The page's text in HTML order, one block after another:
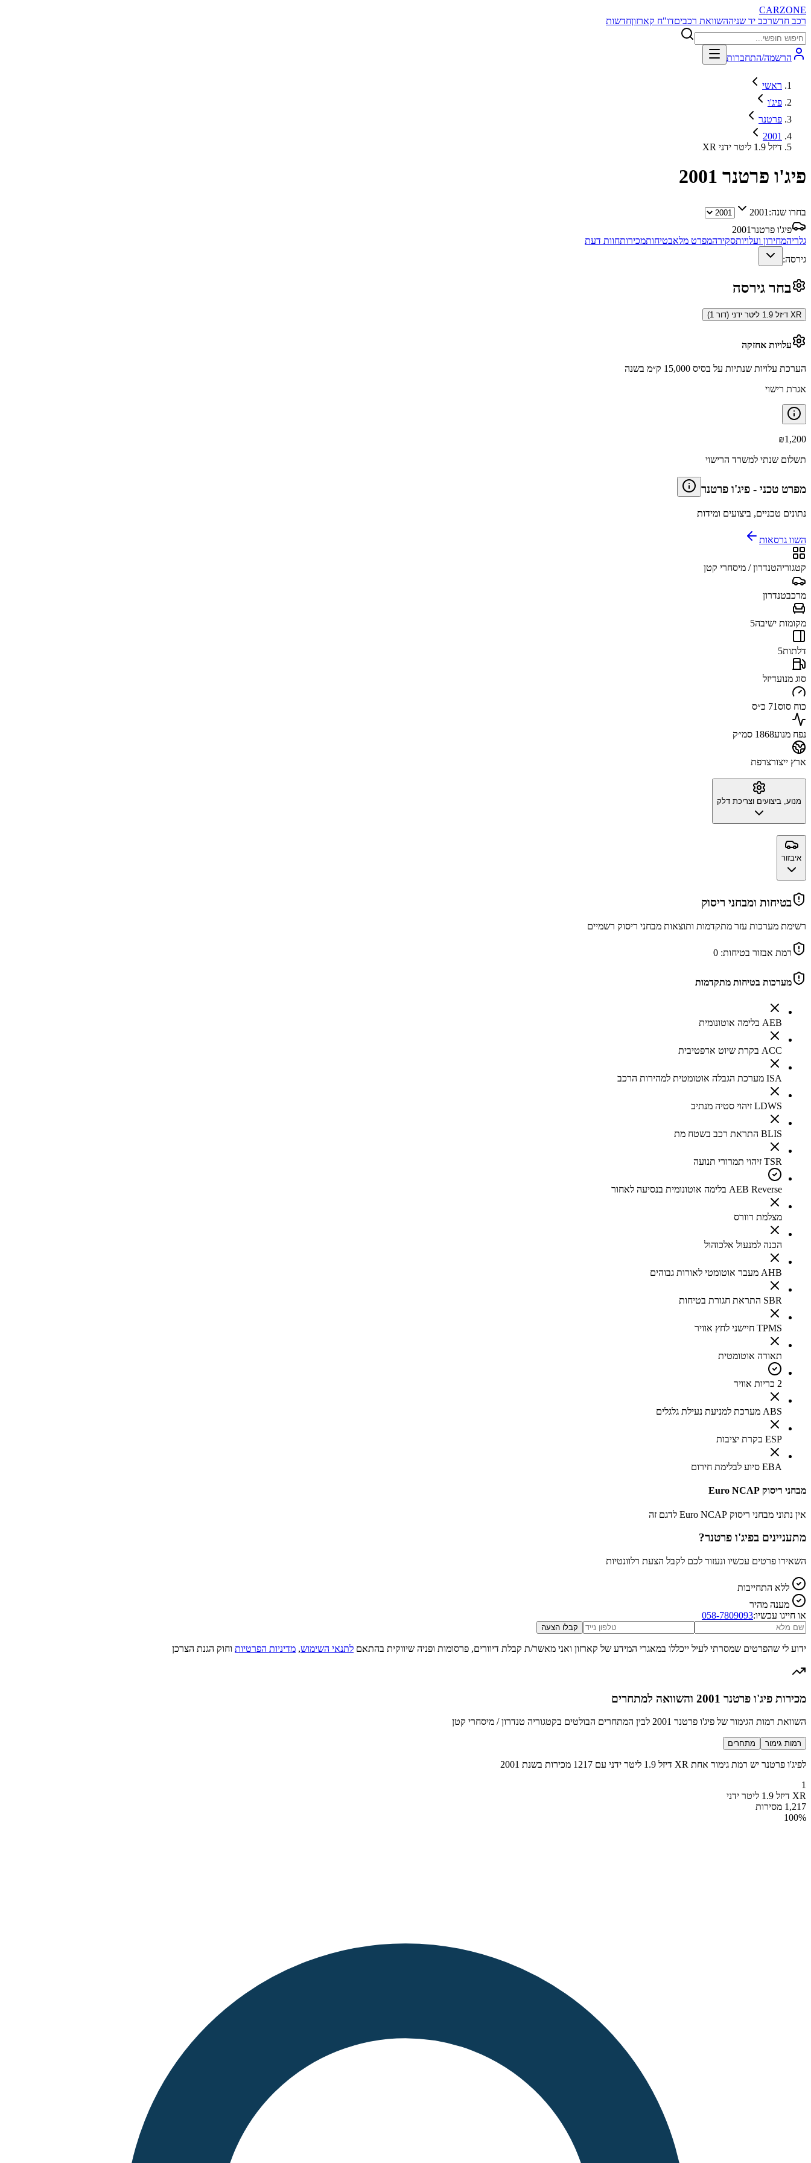
CARZONE
רכב חדשרכב יד שניההשוואת רכביםדו"ח קארזוןחדשות
הרשמה/התחברות
ראשי
פיג'ו
פרטנר
2001
XR דיזל 1.9 ליטר ידני
פיג'ו פרטנר 2001
בחרו שנה: 2001
פיג'ו פרטנר2001
גלריהמחירון ועלויותסקירהמפרט מלאבטיחותמכירותחוות דעת
גירסה:
בחר גירסה
XR דיזל 1.9 ליטר ידני (דור 1)
עלויות אחזקה
הערכת עלויות שנתיות על בסיס 15,000 ק״מ בשנה
אגרת רישוי
₪1,200
תשלום שנתי למשרד הרישוי
מפרט טכני - פיג'ו פרטנר
נתונים טכניים, ביצועים ומידות
השוו גרסאות
קטגוריהטנדרון / מיסחרי קטן
מרכבטנדרון
מקומות ישיבה5
דלתות5
סוג מנועדיזל
כוח סוס71 כ״ס
נפח מנוע1868 סמ״ק
ארץ ייצורצרפת
מנוע, ביצועים וצריכת דלק
איבזור
בטיחות ומבחני ריסוק
רשימת מערכות עזר מתקדמות ותוצאות מבחני ריסוק רשמיים
רמת אבזור בטיחות: 0
מערכות בטיחות מתקדמות
AEB בלימה אוטונומית
ACC בקרת שיוט אדפטיבית
ISA מערכת הגבלה אוטומטית למהירות הרכב
LDWS זיהוי סטיה מנתיב
BLIS התראת רכב בשטח מת
TSR זיהוי תמרורי תנועה
AEB Reverse בלימה אוטונומית בנסיעה לאחור
מצלמת רוורס
הכנה למנעול אלכוהול
AHB מעבר אוטומטי לאורות גבוהים
SBR התראת חגורת בטיחות
TPMS חיישני לחץ אוויר
תאורה אוטומטית
2 כריות אוויר
ABS מערכת למניעת נעילת גלגלים
ESP בקרת יציבות
EBA סיוע לבלימת חירום
מבחני ריסוק Euro NCAP
אין נתוני מבחני ריסוק Euro NCAP לדגם זה
מתעניינים בפיג'ו פרטנר?
השאירו פרטים עכשיו ונעזור לכם לקבל הצעת רלוונטיות
ללא התחייבות
מענה מהיר
או חייגו עכשיו:058-7809093
קבלו הצעה
ידוע לי שהפרטים שמסרתי לעיל ייכללו במאגרי המידע של קארזון ואני מאשר/ת קבלת דיוורים, פרסומות ופניה שיווקית בהתאם לתנאי השימוש, מדיניות הפרטיות וחוק הגנת הצרכן
מכירות פיג'ו פרטנר 2001 והשוואה למתחרים
השוואת רמות הגימור של פיג'ו פרטנר 2001 לבין המתחרים הבולטים בקטגוריה טנדרון / מיסחרי קטן
רמות גימור מתחרים
לפיג'ו פרטנר יש רמת גימור אחת XR דיזל 1.9 ליטר ידני עם 1217 מכירות בשנת 2001
1
XR דיזל 1.9 ליטר ידני
1,217 מסירות
100%